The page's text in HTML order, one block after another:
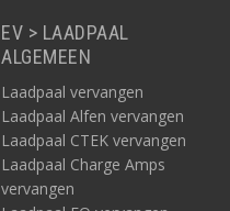
EV > LAADPAAL
ALGEMEEN
Laadpaal vervangen
Laadpaal Alfen vervangen
Laadpaal CTEK vervangen
Laadpaal Charge Amps
vervangen